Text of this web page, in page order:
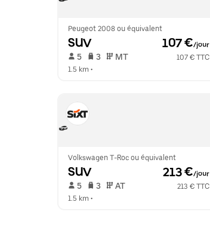
Peugeot 2008 ou équivalent
SUV 107 €/jour
5 3 MT
107 € TTC
1.5 km •
Volkswagen T-Roc ou équivalent
SUV 213 €/jour
5 3 AT
213 € TTC
1.5 km •